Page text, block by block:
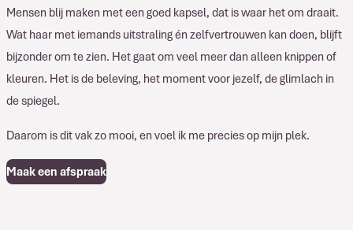
Mensen blij maken met een goed kapsel, dat is waar het om draait.
Wat haar met iemands uitstraling én zelfvertrouwen kan doen, blijft
bijzonder om te zien. Het gaat om veel meer dan alleen knippen of
kleuren. Het is de beleving, het moment voor jezelf, de glimlach in
de spiegel.
Daarom is dit vak zo mooi, en voel ik me precies op mijn plek.
Maak een afspraak